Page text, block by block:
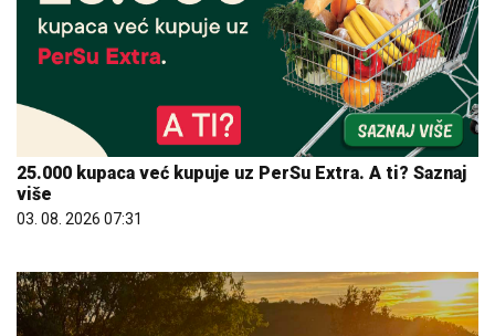
25.000 kupaca već kupuje uz PerSu Extra. A ti? Saznaj
više
03. 08. 2026 07:31